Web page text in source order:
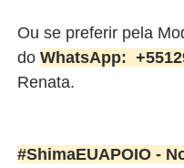
Ou se preferir pela
do WhatsApp:
Renata.
#ShimaEUAPOIO -